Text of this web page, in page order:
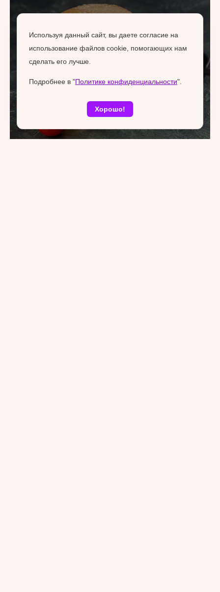
Используя данный сайт, вы даете согласие на
использование файлов cookie, помогающих нам
сделать его лучше.
Подробнее в "Политике конфиденциальности".
Хорошо!